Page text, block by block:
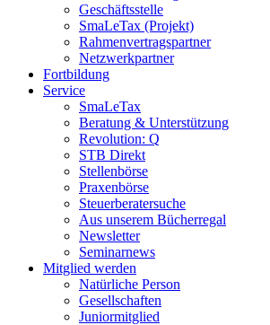
Geschäftsstelle
SmaLeTax (Projekt)
Rahmenvertragspartner
Netzwerkpartner
Fortbildung
Service
SmaLeTax
Beratung & Unterstützung
Revolution: Q
STB Direkt
Stellenbörse
Praxenbörse
Steuerberatersuche
Aus unserem Bücherregal
Newsletter
Seminarnews
Mitglied werden
Natürliche Person
Gesellschaften
Juniormitglied